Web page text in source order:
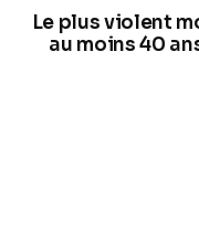
Le plus violent
au moins 40